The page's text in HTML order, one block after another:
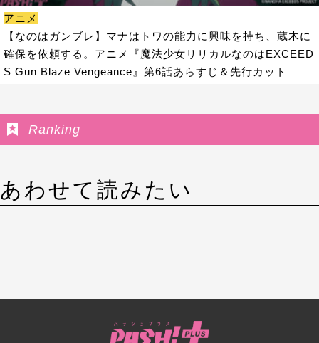
アニメ
【なのはガンブレ】マナはトワの能力に興味を持ち、蔵木に
確保を依頼する。アニメ『魔法少女リリカルなのはEXCEED
S Gun Blaze Vengeance』第6話あらすじ＆先行カット
Ranking
あわせて読みたい